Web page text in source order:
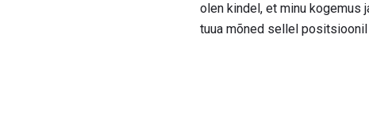
olen kindel, et minu kogemus
tuua mõned sellel